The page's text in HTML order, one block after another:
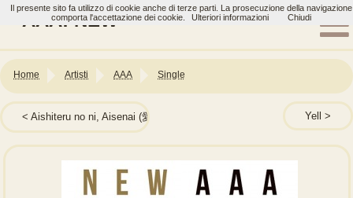
AAA: NEW
Home Artisti AAA Single
Aishiteru no ni, Aisenai (愛してるのに、愛せない) Yell
Il presente sito fa utilizzo di cookie anche di terze parti. La prosecuzione della navigazione
comporta l'accettazione dei cookie.
Ulteriori informazioni Chiudi